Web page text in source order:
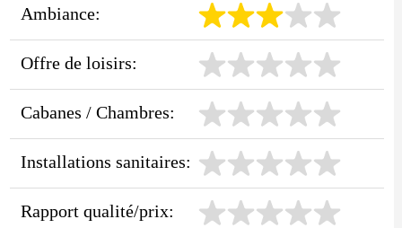
Ambiance:
Offre de loisirs:
Cabanes / Chambres:
Installations sanitaires:
Rapport qualité/prix: